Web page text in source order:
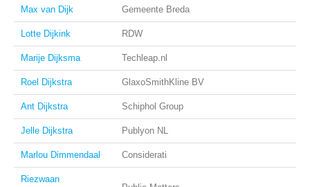
Max van Dijk Gemeente Breda
Lotte Dijkink RDW
Marije Dijksma Techleap.nl
Roel Dijkstra GlaxoSmithKline BV
Ant Dijkstra Schiphol Group
Jelle Dijkstra Publyon NL
Marlou Dimmendaal Considerati
Riezwaan